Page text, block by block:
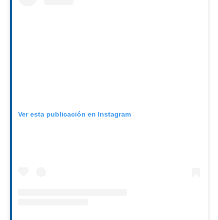
Ver esta publicación en Instagram